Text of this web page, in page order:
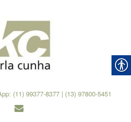
(11) 99377-8377 | (13) 97800-5451